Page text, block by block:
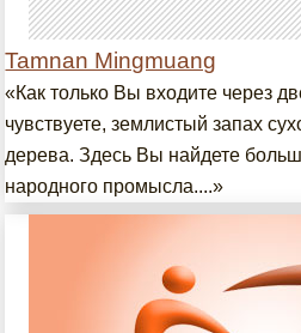
Tamnan Mingmuang
«Как только Вы входите через
чувствуете, землистый запах
дерева. Здесь Вы найдете
народного промысла....»